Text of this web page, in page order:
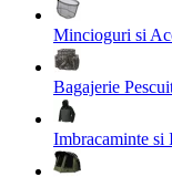
Mincioguri si
Bagajerie
Imbracaminte si